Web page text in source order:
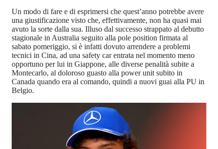
Un modo di fare e di esprimersi che quest’anno potrebbe avere
una giustificazione visto che, effettivamente, non ha quasi mai
avuto la sorte dalla sua. Illuso dal successo strappato al debutto
stagionale in Australia seguito alla pole position firmata al
sabato pomeriggio, si è infatti dovuto arrendere a problemi
tecnici in Cina, ad una safety car entrata nel momento meno
opportuno per lui in Giappone, alle diverse penalità subite a
Montecarlo, al doloroso guasto alla power unit subito in
Canada quando era al comando, quindi a nuovi guai alla PU in